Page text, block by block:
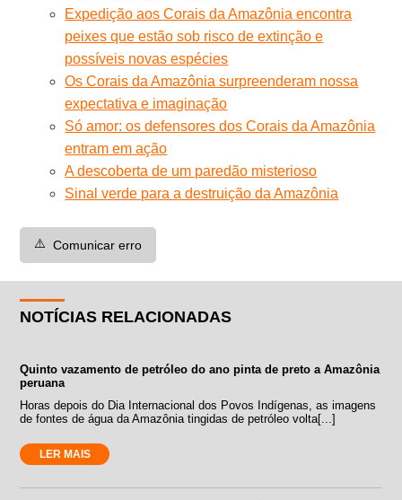
Expedição aos Corais da Amazônia encontra
peixes que estão sob risco de extinção e
possíveis novas espécies
Os Corais da Amazônia surpreenderam nossa
expectativa e imaginação
Só amor: os defensores dos Corais da Amazônia
entram em ação
A descoberta de um paredão misterioso
Sinal verde para a destruição da Amazônia
⚠️ Comunicar erro
NOTÍCIAS RELACIONADAS
Quinto vazamento de petróleo do ano pinta de preto a Amazônia
peruana
Horas depois do Dia Internacional dos Povos Indígenas, as imagens
de fontes de água da Amazônia tingidas de petróleo volta[...]
LER MAIS